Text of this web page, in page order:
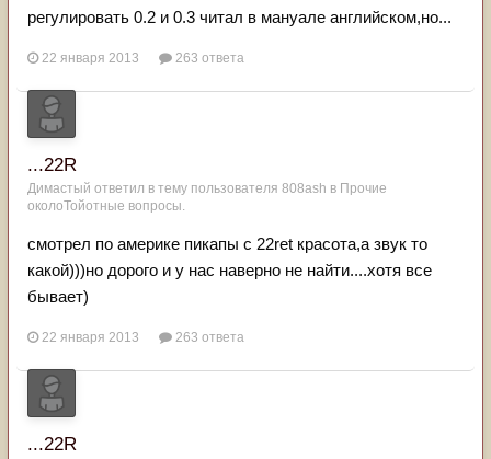
регулировать 0.2 и 0.3 читал в мануале английском,но...
22 января 2013 263 ответа
...22R
Димастый ответил в тему пользователя 808ash в Прочие
околоТойотные вопросы.
смотрел по америке пикапы с 22ret красота,а звук то
какой)))но дорого и у нас наверно не найти....хотя все
бывает)
22 января 2013 263 ответа
...22R